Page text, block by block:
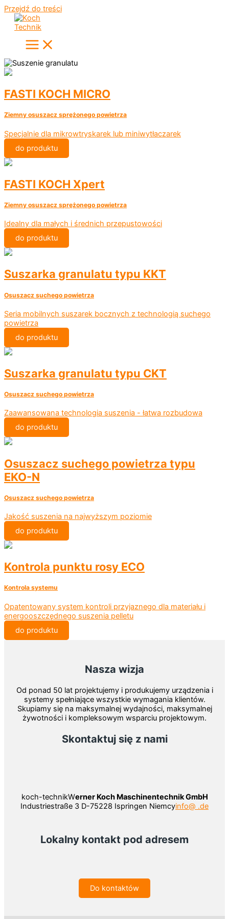
Przejdź do treści
FASTI KOCH MICRO
Ziemny osuszacz sprężonego powietrza
Specjalnie dla mikrowtryskarek lub miniwytłaczarek
do produktu
FASTI KOCH Xpert
Ziemny osuszacz sprężonego powietrza
Idealny dla małych i średnich przepustowości
do produktu
Suszarka granulatu typu KKT
Osuszacz suchego powietrza
Seria mobilnych suszarek bocznych z technologią suchego
powietrza
do produktu
Suszarka granulatu typu CKT
Osuszacz suchego powietrza
Zaawansowana technologia suszenia - łatwa rozbudowa
do produktu
Osuszacz suchego powietrza typu
EKO-N
Osuszacz suchego powietrza
Jakość suszenia na najwyższym poziomie
do produktu
Kontrola punktu rosy ECO
Kontrola systemu
Opatentowany system kontroli przyjaznego dla materiału i
energooszczędnego suszenia pelletu
do produktu
Nasza wizja
Od ponad 50 lat projektujemy i produkujemy urządzenia i
systemy spełniające wszystkie wymagania klientów.
Skupiamy się na maksymalnej wydajności, maksymalnej
żywotności i kompleksowym wsparciu projektowym.
Skontaktuj się z nami
koch-technikWerner Koch Maschinentechnik GmbH
Industriestraße 3 D-75228 Ispringen Niemcyinfo@ .de
Lokalny kontakt pod adresem
Do kontaktów